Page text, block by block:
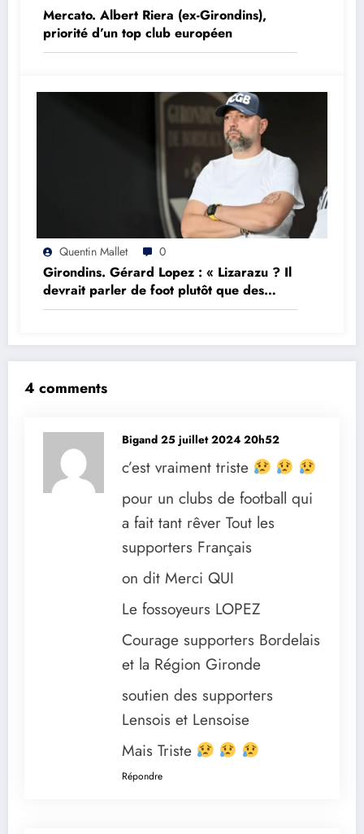
Mercato. Albert Riera (ex-Girondins),
priorité d’un top club européen
Quentin Mallet 0
Girondins. Gérard Lopez : « Lizarazu ? Il
devrait parler de foot plutôt que des
choses qu’il ne comprend pas »
4 comments
Bigand 25 juillet 2024 20h52
c’est vraiment triste
pour un clubs de football qui
a fait tant rêver Tout les
supporters Français
on dit Merci QUI
Le fossoyeurs LOPEZ
Courage supporters Bordelais
et la Région Gironde
soutien des supporters
Lensois et Lensoise
Mais Triste
Répondre